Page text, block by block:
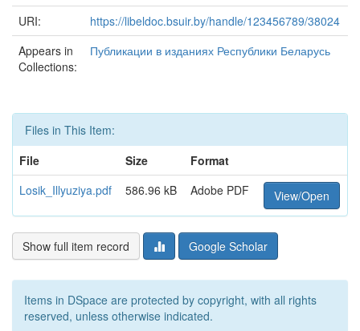
URI:
https://libeldoc.bsuir.by/handle/123456789/38024
Appears in
Collections:
Публикации в изданиях Республики Беларусь
Files in This Item:
File
Size
Format
Losik_Illyuziya.pdf
586.96 kB Adobe PDF View/Open
Show full item record Google Scholar
Items in DSpace are protected by copyright, with all rights
reserved, unless otherwise indicated.